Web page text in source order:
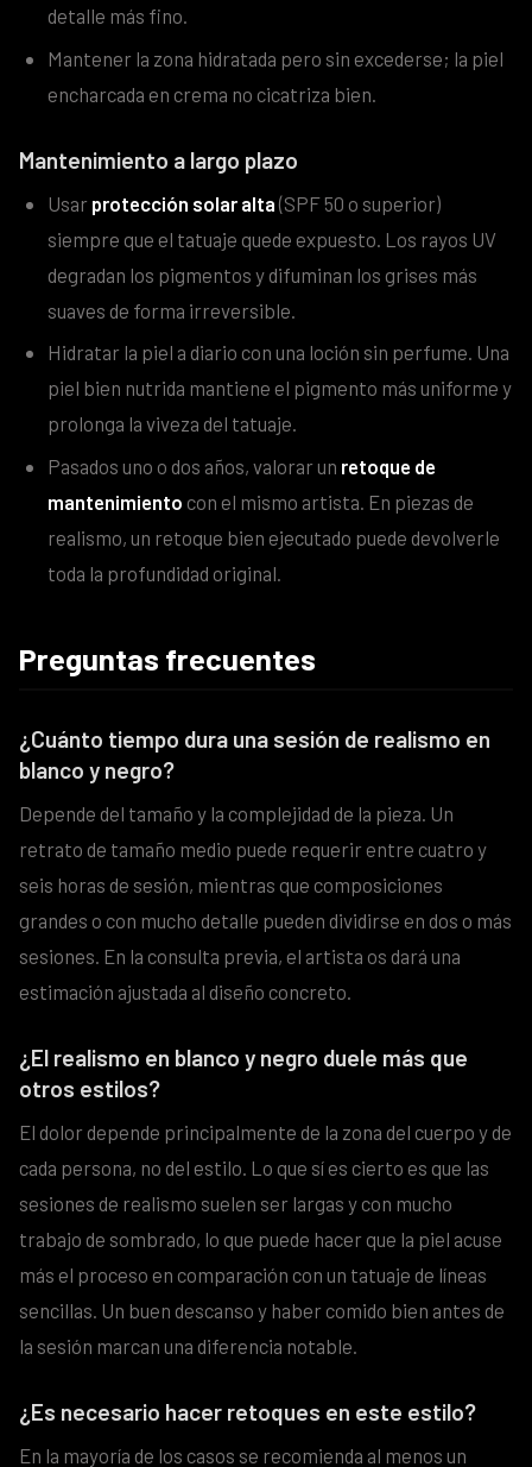
detalle más fino.
Mantener la zona hidratada pero sin excederse; la piel
encharcada en crema no cicatriza bien.
Mantenimiento a largo plazo
Usar protección solar alta (SPF 50 o superior)
siempre que el tatuaje quede expuesto. Los rayos UV
degradan los pigmentos y difuminan los grises más
suaves de forma irreversible.
Hidratar la piel a diario con una loción sin perfume. Una
piel bien nutrida mantiene el pigmento más uniforme y
prolonga la viveza del tatuaje.
Pasados uno o dos años, valorar un retoque de
mantenimiento con el mismo artista. En piezas de
realismo, un retoque bien ejecutado puede devolverle
toda la profundidad original.
Preguntas frecuentes
¿Cuánto tiempo dura una sesión de realismo en
blanco y negro?
Depende del tamaño y la complejidad de la pieza. Un
retrato de tamaño medio puede requerir entre cuatro y
seis horas de sesión, mientras que composiciones
grandes o con mucho detalle pueden dividirse en dos o más
sesiones. En la consulta previa, el artista os dará una
estimación ajustada al diseño concreto.
¿El realismo en blanco y negro duele más que
otros estilos?
El dolor depende principalmente de la zona del cuerpo y de
cada persona, no del estilo. Lo que sí es cierto es que las
sesiones de realismo suelen ser largas y con mucho
trabajo de sombrado, lo que puede hacer que la piel acuse
más el proceso en comparación con un tatuaje de líneas
sencillas. Un buen descanso y haber comido bien antes de
la sesión marcan una diferencia notable.
¿Es necesario hacer retoques en este estilo?
En la mayoría de los casos se recomienda al menos un